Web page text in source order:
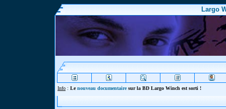
Largo
Info : Lenouveau documentairesur la BD Largo Winch est sorti !